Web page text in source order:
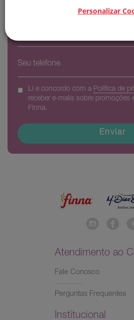
Finna em seu e-mail
Li e concordo com a Politica de
receber e-mails sobre promoções
Finna.
Enviar
Atendimento ao
Fale Conosco
Perguntas Frequentes
Institucional
Personalizar